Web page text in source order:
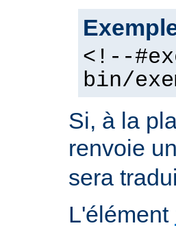
<!--
bin/
Si, à la
renvoie
sera
L'élément